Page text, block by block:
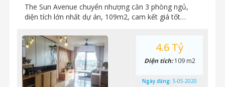
The Sun Avenue chuyển nhượng căn 3 phòng ngủ,
diện tích lớn nhất dự án, 109m2, cam kết giá tốt…
4.6 Tỷ
Diện tích:109 m2
Ngày đăng: 5-05-2020